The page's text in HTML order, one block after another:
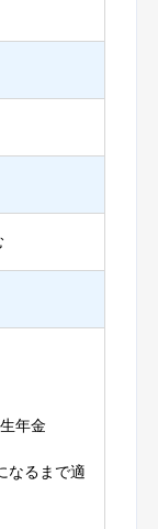
年金
なるまで適